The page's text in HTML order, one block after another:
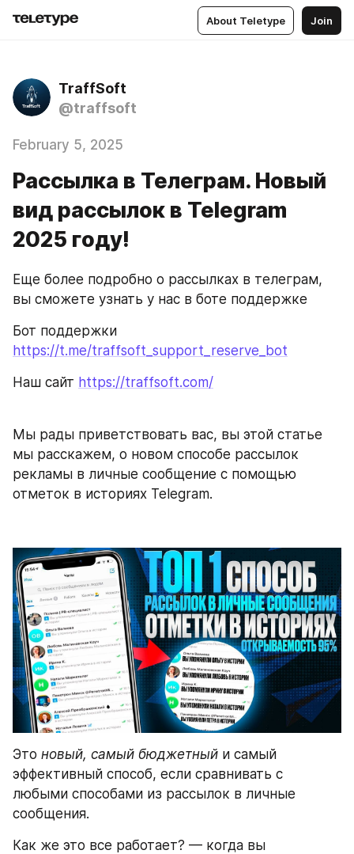
About Teletype Join
TraffSoft
@traffsoft
February 5, 2025
Рассылка в Телеграм. Новый
вид рассылок в Telegram
2025 году!
Еще более подробно о рассылках в телеграм,
вы сможете узнать у наc в боте поддержке
https://t.me/traffsoft_support_reserve_bot
Наш сайт https://traffsoft.com/
Мы рады приветствовать вас, вы этой статье
мы расскажем, о новом способе рассылок
рекламы в личные сообщение с помощью
отметок в историях Telegram.
Это новый, самый бюджетный и самый
эффективный способ, если сравнивать с
любыми способами из рассылок в личные
сообщения.
Как же это все работает? — когда вы